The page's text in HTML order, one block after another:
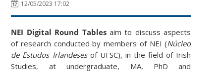
12/05/2023 17:02
NEI Digital Round Tablesaim to discuss aspects
of research conducted by members of NEI (Núcleo
de Estudos Irlandeses of UFSC), in the field of Irish
Studies, at undergraduate, MA, PhD and